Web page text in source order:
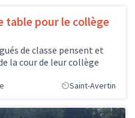
table pour le collège
de classe pensent et
la cour de leur collège
Saint-Avertin